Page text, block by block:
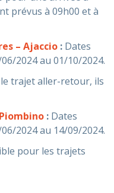
prévus à 09h00 et à
– Ajaccio : Dates
2024 au 01/10/2024.
trajet aller-retour, ils
: Dates
2024 au 14/09/2024.
pour les trajets